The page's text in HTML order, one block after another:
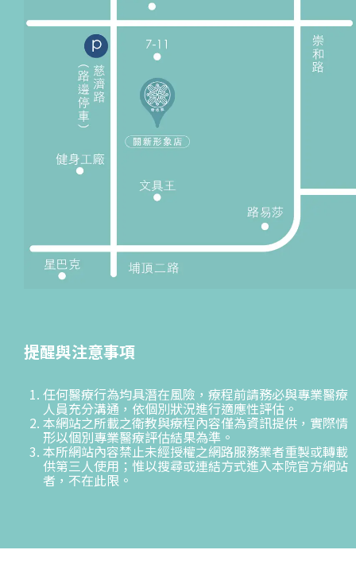
提醒與注意事項
任何醫療行為均具潛在風險，療程前請務必與專業醫療
人員充分溝通，依個別狀況進行適應性評估。
本網站之所載之衛教與療程內容僅為資訊提供，實際情
形以個別專業醫療評估結果為準。
本所網站內容禁止未經授權之網路服務業者重製或轉載
供第三人使用；惟以搜尋或連結方式進入本院官方網站
者，不在此限。